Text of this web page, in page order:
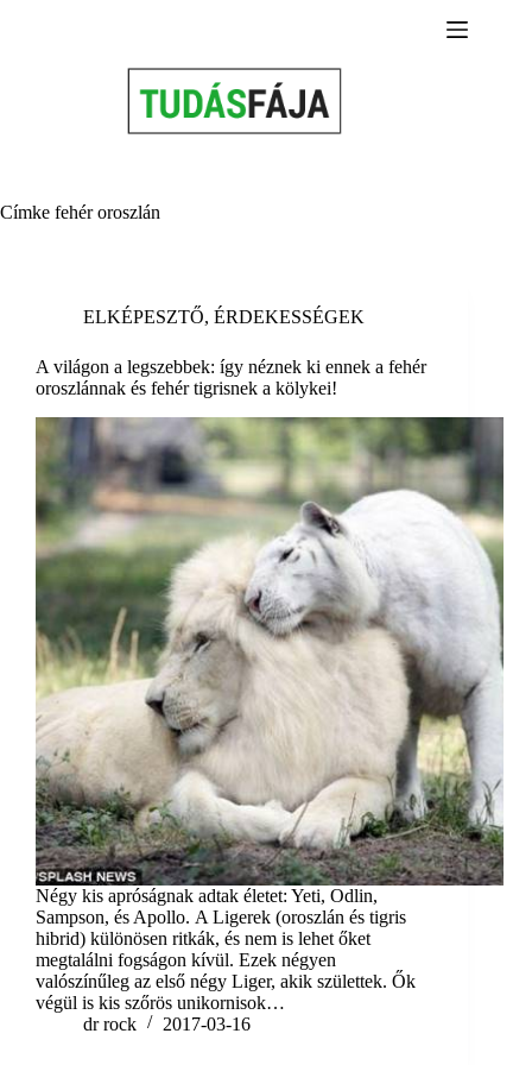
Címke fehér oroszlán
ELKÉPESZTŐ, ÉRDEKESSÉGEK
A világon a legszebbek: így néznek ki ennek a fehér
oroszlánnak és fehér tigrisnek a kölykei!
Négy kis apróságnak adtak életet: Yeti, Odlin,
Sampson, és Apollo. A Ligerek (oroszlán és tigris
hibrid) különösen ritkák, és nem is lehet őket
megtalálni fogságon kívül. Ezek négyen
valószínűleg az első négy Liger, akik születtek. Ők
végül is kis szőrös unikornisok…
dr rock
2017-03-16